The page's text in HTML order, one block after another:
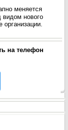
меняется
нового
организации.
на телефон